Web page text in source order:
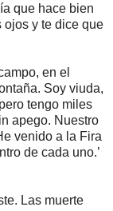
que hace bien
ojos y te dice que
en el
Soy viuda,
tengo miles
apego. Nuestro
venido a la Fira
de cada uno.’
Las muerte